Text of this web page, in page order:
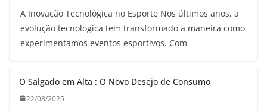
A Inovação Tecnológica no Esporte Nos últimos anos, a
evolução tecnológica tem transformado a maneira como
experimentamos eventos esportivos. Com
O Salgado em Alta : O Novo Desejo de Consumo
22/08/2025